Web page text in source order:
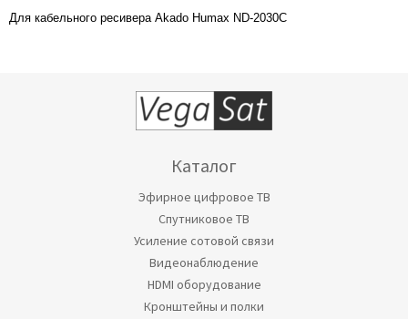
Для кабельного ресивера Akado Humax ND-2030C
Каталог
Эфирное цифровое ТВ
Спутниковое ТВ
Усиление сотовой связи
Видеонаблюдение
HDMI оборудование
Кронштейны и полки